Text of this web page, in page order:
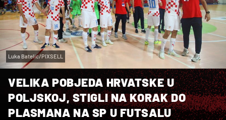
Luka Batelic/PIXSELL
VELIKA POBJEDA HRVATSKE U
POLJSKOJ, STIGLI NA KORAK DO
PLASMANA NA SP U FUTSALU